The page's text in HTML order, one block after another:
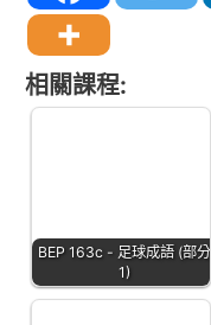
相關課程:
BEP 163c - 足球成語 (部分
1)